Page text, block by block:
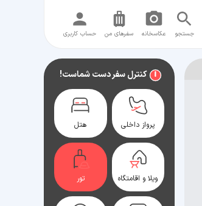
جستجو عکاسخانه سفر‌های من حساب کاربری
کنترل سفر دست شماست!
پرواز داخلی هتل
ویلا و اقامتگاه تور